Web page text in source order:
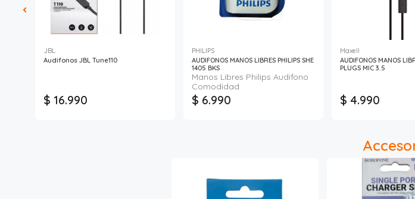
JBL
Audifonos JBL Tune110
$ 16.990
PHILIPS
AUDIFONOS MANOS LIBRES PHILIPS SHE
1405 BKS
Manos Libres Philips Audifono
Comodidad
$ 6.990
Maxell
AUDIFONOS MANOS
PLUGS MIC 3.5
$ 4.990